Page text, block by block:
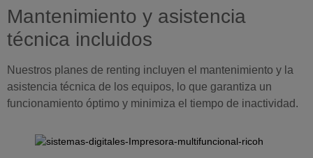
Mantenimiento y asistencia
técnica incluidos
Nuestros planes de renting incluyen el mantenimiento y la
asistencia técnica de los equipos, lo que garantiza un
funcionamiento óptimo y minimiza el tiempo de inactividad.